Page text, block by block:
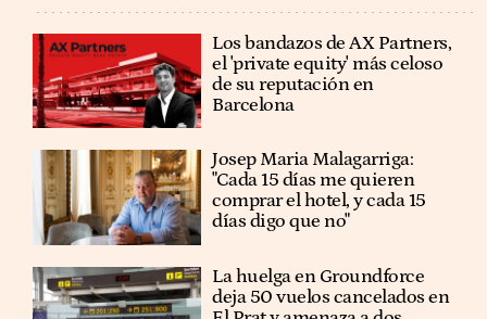
Los bandazos de AX Partners,
el 'private equity' más celoso
de su reputación en
Barcelona
​​Josep Maria Malagarriga:
"Cada 15 días me quieren
comprar el hotel, y cada 15
días digo que no"
La huelga en Groundforce
deja 50 vuelos cancelados en